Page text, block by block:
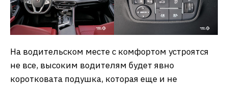
На водительском месте с комфортом устроятся
не все, высоким водителям будет явно
коротковата подушка, которая еще и не